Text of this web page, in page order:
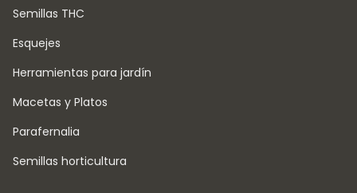
Semillas THC
Esquejes
Herramientas para jardín
Macetas y Platos
Parafernalia
Semillas horticultura